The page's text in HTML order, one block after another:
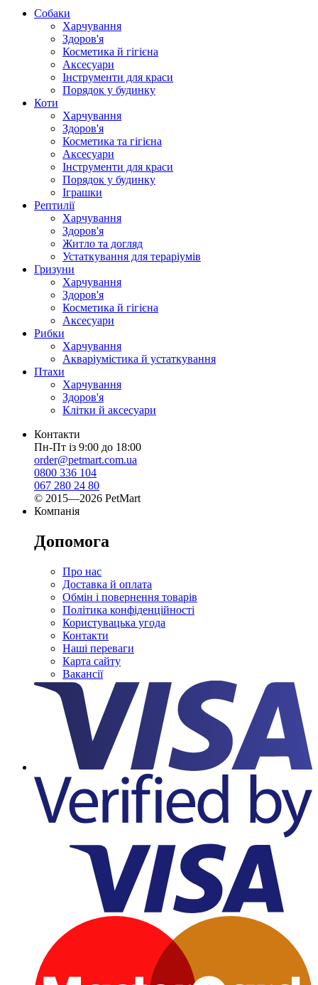
Собаки
Харчування
Здоров'я
Косметика й гігієна
Аксесуари
Інструменти для краси
Порядок у будинку
Коти
Харчування
Здоров'я
Косметика та гігієна
Аксесуари
Інструменти для краси
Порядок у будинку
Іграшки
Рептилії
Харчування
Здоров'я
Житло та догляд
Устаткування для тераріумів
Гризуни
Харчування
Здоров'я
Косметика й гігієна
Аксесуари
Рибки
Харчування
Акваріумістика й устаткування
Птахи
Харчування
Здоров'я
Клітки й аксесуари
Контакти
Пн-Пт із 9:00 до 18:00
order@petmart.com.ua
0800 336 104
067 280 24 80
© 2015—2026 PetMart
Компанія
Допомога
Про нас
Доставка й оплата
Обмін і повернення товарів
Політика конфіденційності
Користувацька угода
Контакти
Наші переваги
Карта сайту
Вакансії